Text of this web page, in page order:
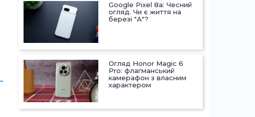
Google Pixel 8a: Чесний
огляд. Чи є життя на
березі "А"?
Огляд Honor Magic 6
Pro: флагманський
камерафон з власним
характером